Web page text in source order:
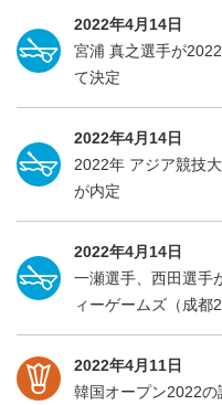
2022年4月14日
宮浦 真之選手が
て決定
2022年4月14日
2022年 アジア競技
が内定
2022年4月14日
一瀬選手、西田選手
ィーゲームズ（成都
2022年4月11日
韓国オープン2022の